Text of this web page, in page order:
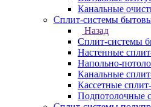
Канальные
Сплит-системы
Назад
Сплит-системы
Настенные
Напольно-
Канальные
Кассетные
Подпотолочные